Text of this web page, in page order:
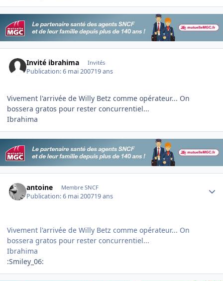
Invité ibrahima Invités
Publication:6 mai 200719 ans
Vivement l'arrivée de Willy Betz comme opérateur... On
bossera gratos pour rester concurrentiel...
Ibrahima
antoine Membre SNCF
Publication:6 mai 200719 ans
Vivement l'arrivée de Willy Betz comme opérateur... On
bossera gratos pour rester concurrentiel...
Ibrahima
:Smiley_06: